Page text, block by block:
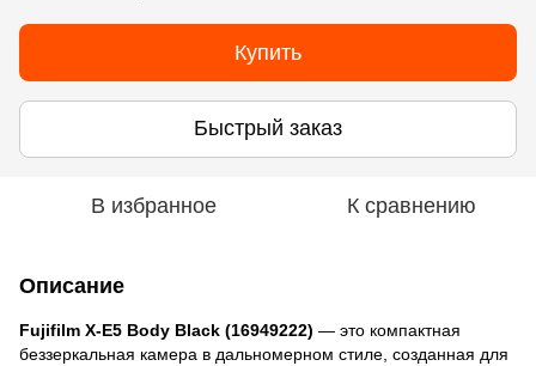
Купить
Быстрый заказ
В избранное К сравнению
Описание
Fujifilm X-E5 Body Black (16949222) — это компактная
беззеркальная камера в дальномерном стиле, созданная для